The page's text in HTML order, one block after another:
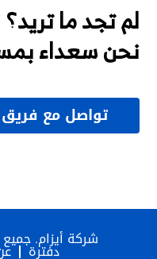
لم تجد ما تريد؟
نحن سعداء
تواصل مع فريق
شركة أيزام. جميع
دفترة